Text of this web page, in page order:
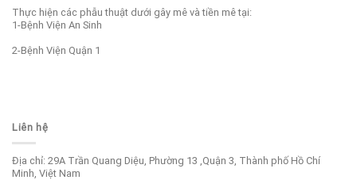
Thực hiện các phẫu thuật dưới gây mê và tiền mê tại:
1-Bệnh Viện An Sinh
2-Bệnh Viện Quận 1
Liên hệ
Địa chỉ: 29A Trần Quang Diệu, Phường 13 ,Quận 3, Thành phố Hồ Chí
Minh, Việt Nam